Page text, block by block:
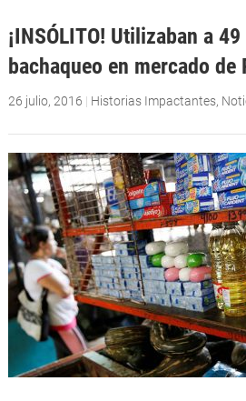
¡INSÓLITO! Utilizaban a
bachaqueo en mercado de
26 julio, 2016 | Historias Impactantes,